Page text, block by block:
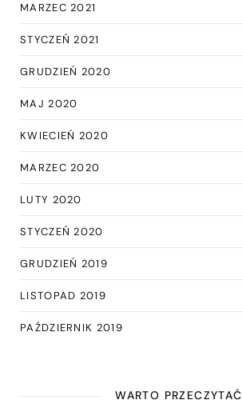
MARZEC 2021
STYCZEŃ 2021
GRUDZIEŃ 2020
MAJ 2020
KWIECIEŃ 2020
MARZEC 2020
LUTY 2020
STYCZEŃ 2020
GRUDZIEŃ 2019
LISTOPAD 2019
PAŹDZIERNIK 2019
WARTO PRZECZYTAĆ